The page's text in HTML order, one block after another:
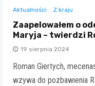
Aktualności Z kraju
Zaapelowałem o
Maryja – twierdzi
19 sierpnia 2024
Roman Giertych,
wzywa do pozbawienia